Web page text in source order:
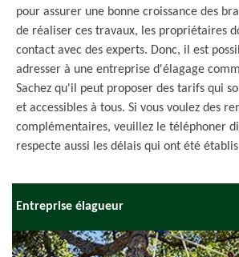
pour assurer une bonne croissance des
de réaliser ces travaux, les propriétaires
contact avec des experts. Donc, il est
adresser à une entreprise d'élagage
Sachez qu'il peut proposer des tarifs qui
et accessibles à tous. Si vous voulez des
complémentaires, veuillez le téléphoner
respecte aussi les délais qui ont été
Entreprise élagueur